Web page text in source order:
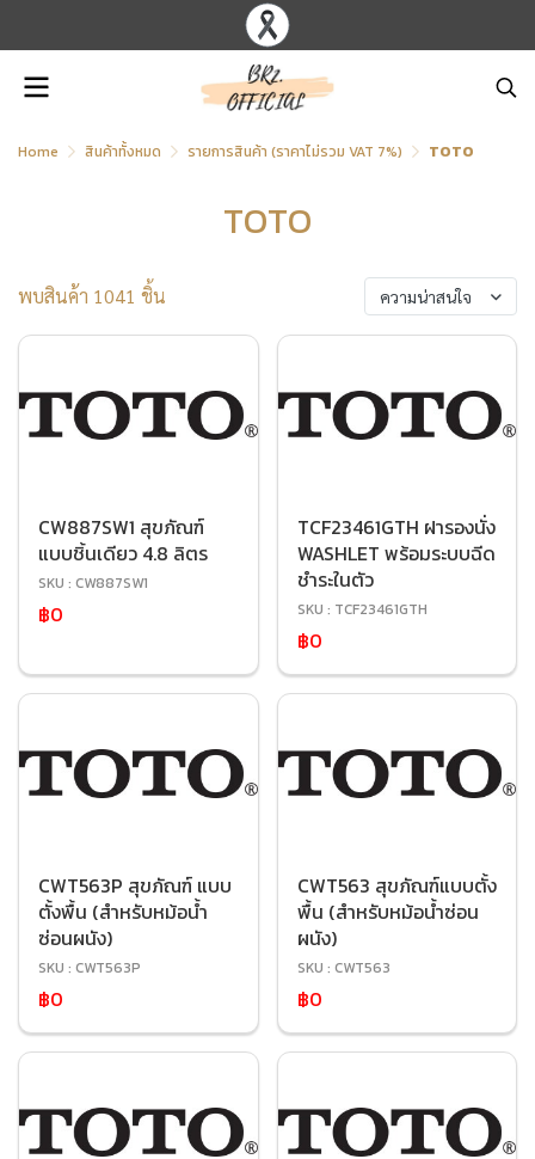
Home สินค้าทั้งหมด รายการสินค้า (ราคาไม่รวม VAT 7%) TOTO
TOTO
พบสินค้า 1041 ชิ้น ความน่าสนใจ
CW887SW1 สุขภัณฑ์
แบบชิ้นเดียว 4.8 ลิตร
SKU : CW887SW1
฿0
TCF23461GTH ฝารองนั่ง
WASHLET พร้อมระบบฉีด
ชำระในตัว
SKU : TCF23461GTH
฿0
CWT563P สุขภัณฑ์ แบบ
ตั้งพื้น (สำหรับหม้อน้ำ
ซ่อนผนัง)
SKU : CWT563P
฿0
CWT563 สุขภัณฑ์แบบตั้ง
พื้น (สำหรับหม้อน้ำซ่อน
ผนัง)
SKU : CWT563
฿0